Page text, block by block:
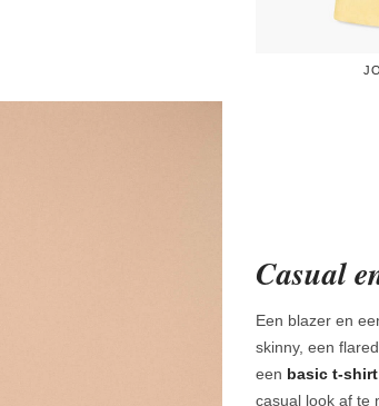
Casual
Een blazer en
skinny, een
een basic t-shirt
casual look af te